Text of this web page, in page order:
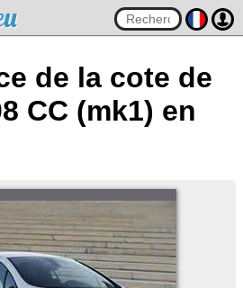
de la cote de
CC (mk1) en